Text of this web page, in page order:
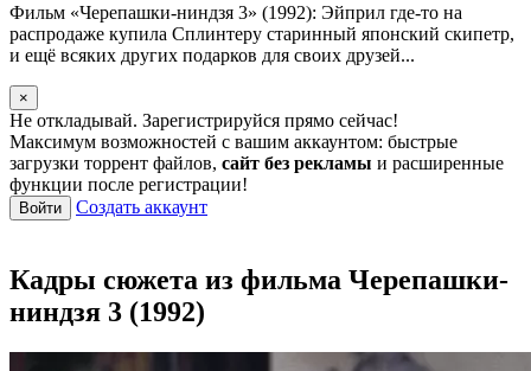
Фильм «Черепашки-ниндзя 3» (1992): Эйприл где-то на
распродаже купила Сплинтеру старинный японский скипетр,
и ещё всяких других подарков для своих друзей...
×
Не откладывай. Зарегистрируйся прямо сейчас!
Максимум возможностей с вашим аккаунтом: быстрые
загрузки торрент файлов, сайт без рекламы и расширенные
функции после регистрации!
Войти Создать аккаунт
Кадры сюжета из фильма Черепашки-
ниндзя 3 (1992)